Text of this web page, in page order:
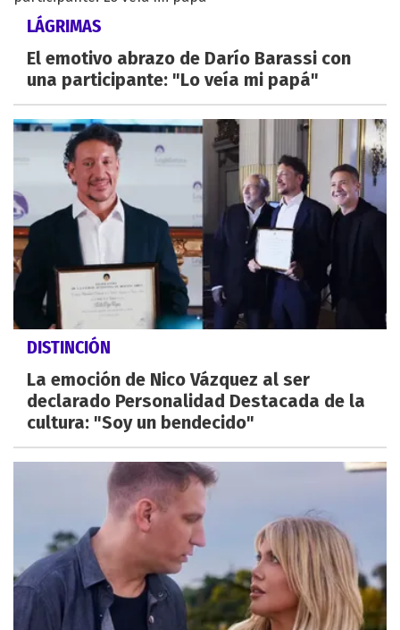
LÁGRIMAS
El emotivo abrazo de Darío Barassi con
una participante: "Lo veía mi papá"
DISTINCIÓN
La emoción de Nico Vázquez al ser
declarado Personalidad Destacada de la
cultura: "Soy un bendecido"